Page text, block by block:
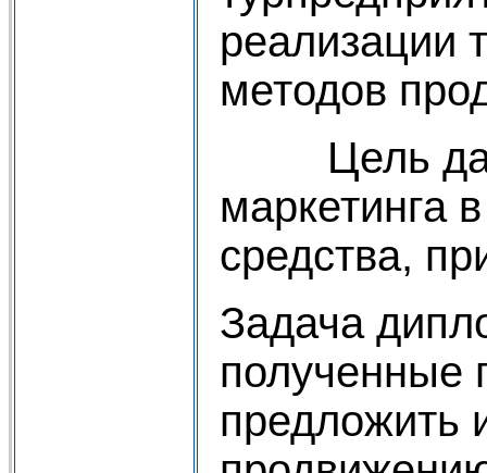
реализации
методов
Цель
маркетинга
средства,
Задача
полученные
предложить